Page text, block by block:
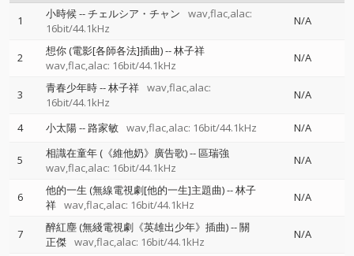
1 小時候--チェルシア・チャン
wav,flac,alac:
16bit/44.1kHz
N/A
2 想你 (電影[各師各法]插曲)--林子祥
wav,flac,alac: 16bit/44.1kHz
N/A
3 青春少年時--林子祥 wav,flac,alac:
16bit/44.1kHz
N/A
4 小太陽-- 路家敏 wav,flac,alac: 16bit/44.1kHz N/A
5 相識在童年 (《維他奶》廣告歌)--區瑞強
wav,flac,alac: 16bit/44.1kHz
N/A
6 他的一生 (無線電視劇[他的一生]主題曲)--林子
祥 wav,flac,alac: 16bit/44.1kHz
N/A
7 醉紅塵 (無綫電視劇《英雄出少年》插曲)--關
正傑 wav,flac,alac: 16bit/44.1kHz
N/A